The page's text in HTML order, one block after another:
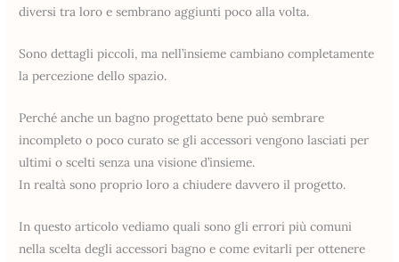
diversi tra loro e sembrano aggiunti poco alla volta.
Sono dettagli piccoli, ma nell’insieme cambiano completamente
la percezione dello spazio.
Perché anche un bagno progettato bene può sembrare
incompleto o poco curato se gli accessori vengono lasciati per
ultimi o scelti senza una visione d’insieme.
In realtà sono proprio loro a chiudere davvero il progetto.
In questo articolo vediamo quali sono gli errori più comuni
nella scelta degli accessori bagno e come evitarli per ottenere